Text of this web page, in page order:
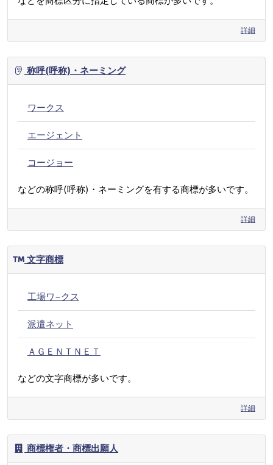
詳細
称呼(呼称)・ネーミング
ワークス
エージェント
コージョー
などの称呼(呼称)・ネーミングを有する商標が多いです。
詳細
文字商標
工場ワ−クス
派遣ネット
ＡＧＥＮＴＮＥＴ
などの文字商標が多いです。
詳細
商標権者・商標出願人